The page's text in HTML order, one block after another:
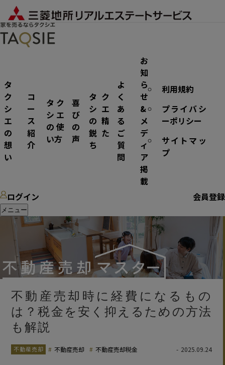
タ
ク
シ
エ
の
想
い
コ
ー
ス
紹
介
タク
シエ
の使
い方
喜
び
の
声
タク
シエ
の精
鋭た
ち
よ
く
あ
る
ご
質
問
お
知
ら
せ
&
メ
デ
ィ
ア
掲
載
利用規約
プライバシ
ーポリシー
サイトマッ
プ
ログイン 会員登録
メニュー
不動産売却時に経費になるもの
は？税金を安く抑えるための方法
も解説
不動産売却 不動産売却 不動産売却税金 2025.09.24